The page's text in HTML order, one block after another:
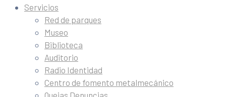
Servicios
Red de parques
Museo
Biblioteca
Auditorio
Radio Identidad
Centro de fomento metalmecánico
Quejas Denuncias